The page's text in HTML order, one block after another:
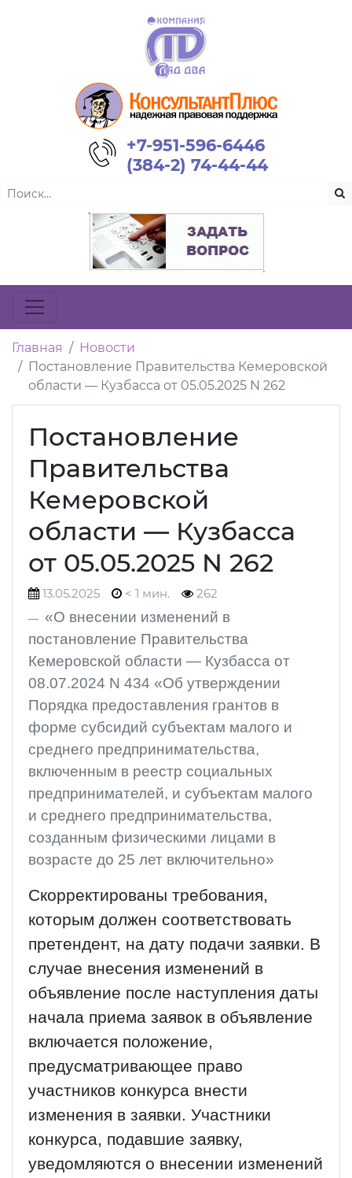
+7-951-596-6446
(384-2) 74-44-44
Главная
Новости
Постановление Правительства Кемеровской
области — Кузбасса от 05.05.2025 N 262
Постановление
Правительства
Кемеровской
области — Кузбасса
от 05.05.2025 N 262
13.05.2025 < 1 мин. 262
«О внесении изменений в
постановление Правительства
Кемеровской области — Кузбасса от
08.07.2024 N 434 «Об утверждении
Порядка предоставления грантов в
форме субсидий субъектам малого и
среднего предпринимательства,
включенным в реестр социальных
предпринимателей, и субъектам малого
и среднего предпринимательства,
созданным физическими лицами в
возрасте до 25 лет включительно»
Скорректированы требования,
которым должен соответствовать
претендент, на дату подачи заявки. В
случае внесения изменений в
объявление после наступления даты
начала приема заявок в объявление
включается положение,
предусматривающее право
участников конкурса внести
изменения в заявки. Участники
конкурса, подавшие заявку,
уведомляются о внесении изменений